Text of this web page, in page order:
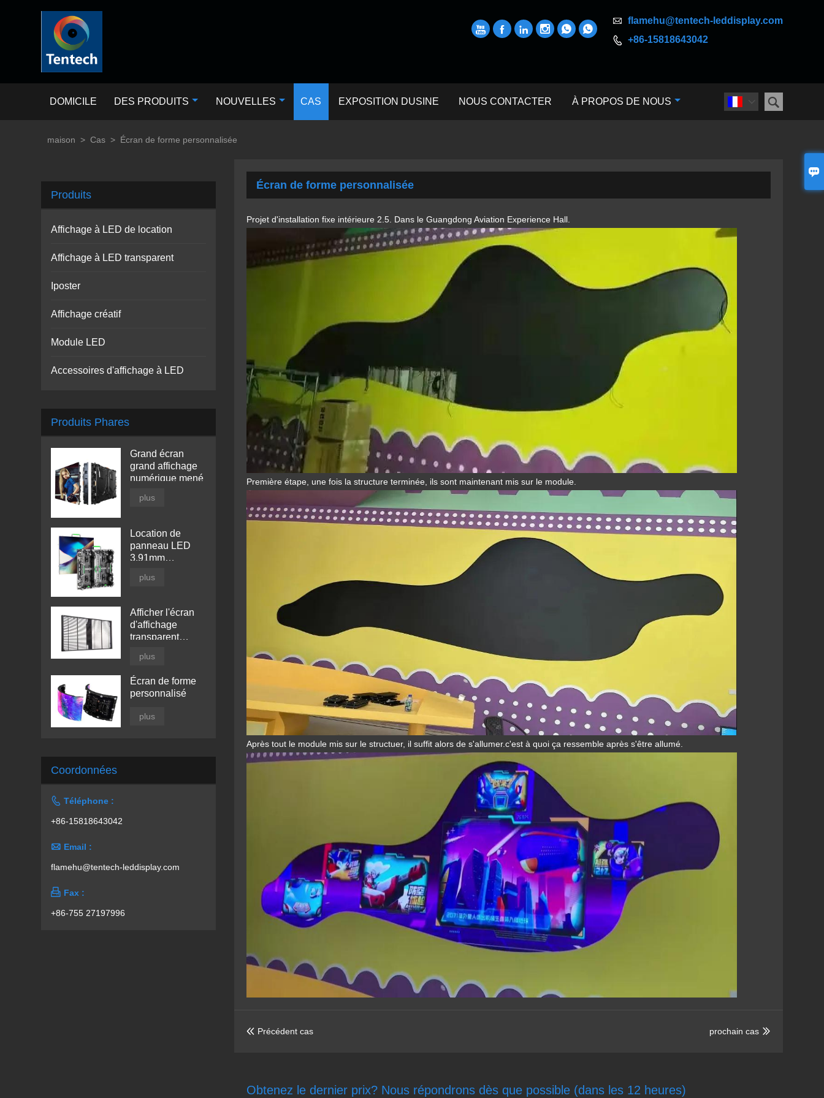

 flamehu@tentech-leddisplay.com
 +86-15818643042
     
 
DOMICILE DES PRODUITS NOUVELLES CAS EXPOSITION DUSINE NOUS CONTACTER À PROPOS DE NOUS
maison > Cas > Écran de forme personnalisée
Écran de forme personnalisée
Projet d'installation fixe intérieure 2.5. Dans le Guangdong Aviation Experience Hall.
Première étape, une fois la structure terminée, ils sont maintenant mis sur le module.
Après tout le module mis sur le structuer, il suffit alors de s'allumer.c'est à quoi ça ressemble après s'être allumé.
 Précédent cas 
prochain cas
Obtenez le dernier prix? Nous répondrons dès que possible (dans les 12 heures)
Produits
Affichage à LED de location
Affichage à LED transparent
Iposter
Affichage créatif
Module LED
Accessoires d'affichage à LED
Produits Phares
Grand écran
grand affichage
numérique mené
plus
Location de
panneau LED
3.91mm
plus
Afficher l'écran
d'affichage
transparent
plus
Écran de forme
personnalisé
plus
Coordonnées
 Téléphone :
+86-15818643042
 Email :
flamehu@tentech-leddisplay.com
 Fax :
+86-755 27197996